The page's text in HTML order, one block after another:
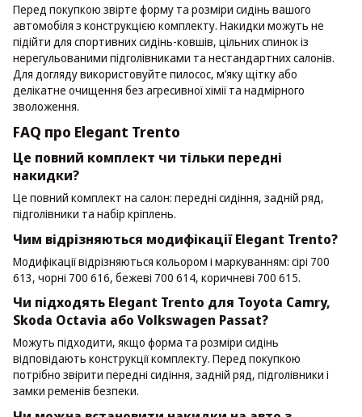
Перед покупкою звірте форму та розміри сидінь вашого
автомобіля з конструкцією комплекту. Накидки можуть не
підійти для спортивних сидінь-ковшів, цільних спинок із
нерегульованими підголівниками та нестандартних салонів.
Для догляду використовуйте пилосос, м’яку щітку або
делікатне очищення без агресивної хімії та надмірного
зволоження.
FAQ про Elegant Trento
Це повний комплект чи тільки передні
накидки?
Це повний комплект на салон: передні сидіння, задній ряд,
підголівники та набір кріплень.
Чим відрізняються модифікації Elegant Trento?
Модифікації відрізняються кольором і маркуванням: сірі 700
613, чорні 700 616, бежеві 700 614, коричневі 700 615.
Чи підходять Elegant Trento для Toyota Camry,
Skoda Octavia або Volkswagen Passat?
Можуть підходити, якщо форма та розміри сидінь
відповідають конструкції комплекту. Перед покупкою
потрібно звірити передні сидіння, задній ряд, підголівники і
замки ременів безпеки.